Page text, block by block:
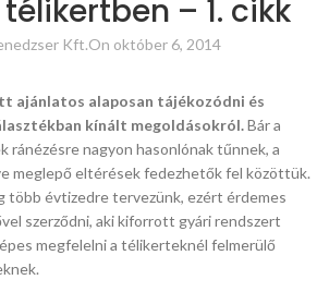
– 1. cikk
Kft.On október 6, 2014
ajánlatos alaposan tájékozódni és
kínált megoldásokról.Bár a
nagyon hasonlónak tűnnek, a
meglepő eltérések fedezhetők fel közöttük.
több évtizedre tervezünk, ezért érdemes
szerződni, aki kiforrott gyári rendszert
megfelelni a télikerteknél felmerülő